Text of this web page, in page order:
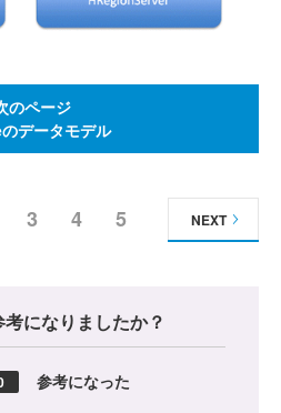
のページ
データモデル
3 4 5 NEXT
になりましたか？
参考になった